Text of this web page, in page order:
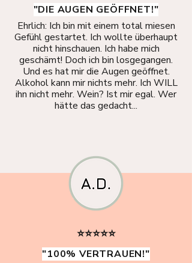
"DIE AUGEN GEÖFFNET!"
Ehrlich: Ich bin mit einem total miesen
Gefühl gestartet. Ich wollte überhaupt
nicht hinschauen. Ich habe mich
geschämt! Doch ich bin losgegangen.
Und es hat mir die Augen geöffnet.
Alkohol kann mir nichts mehr. Ich WILL
ihn nicht mehr. Wein? Ist mir egal. Wer
hätte das gedacht...
⭐⭐⭐⭐⭐
"100% VERTRAUEN!"